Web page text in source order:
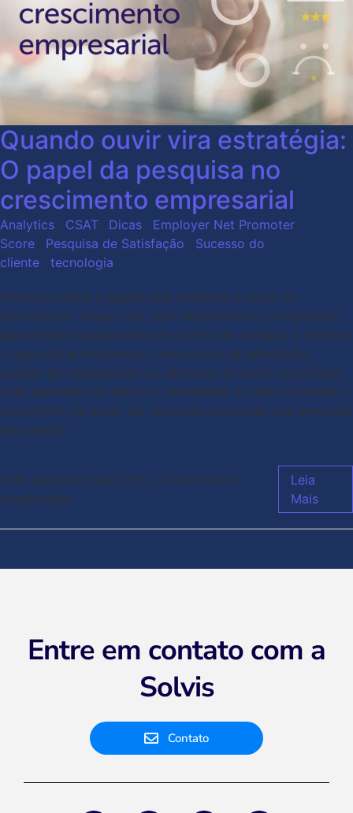
Quando ouvir vira estratégia:
O papel da pesquisa no
crescimento empresarial
Analytics, CSAT, Dicas, Employer Net Promoter
Score, Pesquisa de Satisfação, Sucesso do
cliente, tecnologia
A escuta ampla é aquela que monitora o pulso do
mercado em tempo real, com indicadores e comentários
espontâneos capturados em pontos de contato, e revelam
o que está acontecendo, como picos de satisfação,
quedas de desempenho ou atributos de atrito na jornada.
Essa camada traz escala e velocidade. É como observar o
movimento da maré: ela revela as oscilações que precisam
de atenção.
8 de dezembro de 2025 / Comentários
desativados
Leia
Mais
Entre em contato com a
Solvis
Contato